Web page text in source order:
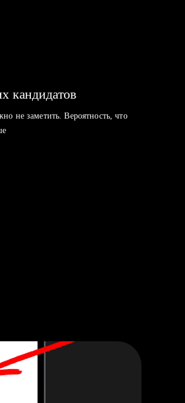
кандидатов
не заметить. Вероятность, что